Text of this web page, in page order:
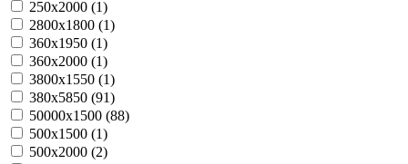
250х2000 (1)
2800х1800 (1)
360х1950 (1)
360х2000 (1)
3800х1550 (1)
380х5850 (91)
50000х1500 (88)
500х1500 (1)
500х2000 (2)